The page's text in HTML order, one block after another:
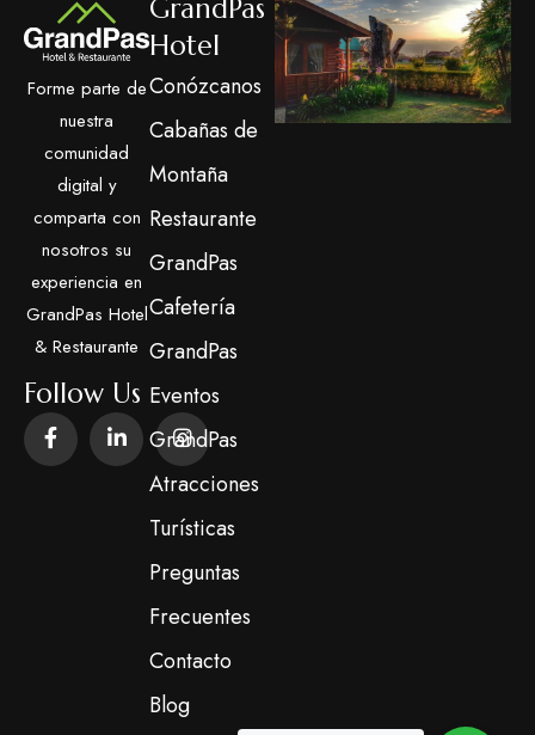
Forme parte de
nuestra
comunidad
digital y
comparta con
nosotros su
experiencia en
GrandPas Hotel
& Restaurante
Follow Us
GrandPas
Hotel
Conózcanos
Cabañas de
Montaña
Restaurante
GrandPas
Cafetería
GrandPas
Eventos
GrandPas
Atracciones
Turísticas
Preguntas
Frecuentes
Contacto
Blog